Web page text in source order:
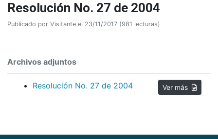
Resolución No. 27 de 2004
Publicado por Visitante el 23/11/2017 (981 lecturas)
Archivos adjuntos
Resolución No. 27 de 2004